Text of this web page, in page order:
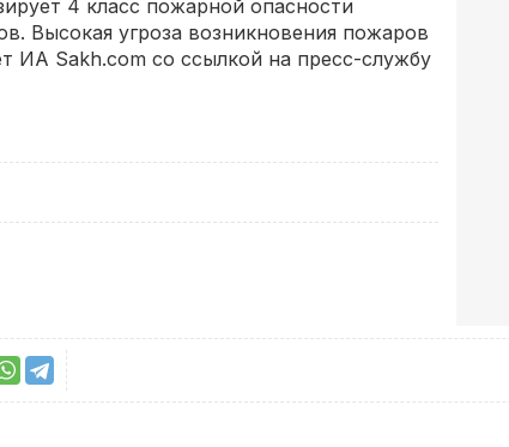
4 класс пожарной опасности
Высокая угроза возникновения пожаров
ИА Sakh.com со ссылкой на пресс-службу